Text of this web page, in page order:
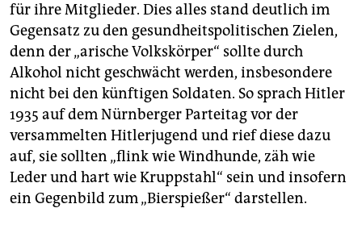
für ihre Mitglieder. Dies alles stand deutlich im
Gegensatz zu den gesundheitspolitischen Zielen,
denn der „arische Volkskörper“ sollte durch
Alkohol nicht geschwächt werden, insbesondere
nicht bei den künftigen Soldaten. So sprach Hitler
1935 auf dem Nürnberger Parteitag vor der
versammelten Hitlerjugend und rief diese dazu
auf, sie sollten „flink wie Windhunde, zäh wie
Leder und hart wie Kruppstahl“ sein und insofern
ein Gegenbild zum „Bierspießer“ darstellen.